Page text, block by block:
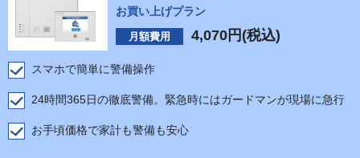
お買い上げプラン
月額費用 4,070 円(税込)
スマホで簡単に警備操作
24時間365日の徹底警備。緊急時にはガードマンが現場に急行
お手頃価格で家計も警備も安心